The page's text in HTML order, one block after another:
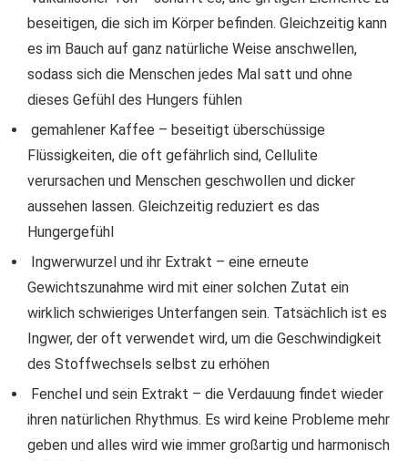
beseitigen, die sich im Körper befinden. Gleichzeitig kann
es im Bauch auf ganz natürliche Weise anschwellen,
sodass sich die Menschen jedes Mal satt und ohne
dieses Gefühl des Hungers fühlen
gemahlener Kaffee – beseitigt überschüssige
Flüssigkeiten, die oft gefährlich sind, Cellulite
verursachen und Menschen geschwollen und dicker
aussehen lassen. Gleichzeitig reduziert es das
Hungergefühl
Ingwerwurzel und ihr Extrakt – eine erneute
Gewichtszunahme wird mit einer solchen Zutat ein
wirklich schwieriges Unterfangen sein. Tatsächlich ist es
Ingwer, der oft verwendet wird, um die Geschwindigkeit
des Stoffwechsels selbst zu erhöhen
Fenchel und sein Extrakt – die Verdauung findet wieder
ihren natürlichen Rhythmus. Es wird keine Probleme mehr
geben und alles wird wie immer großartig und harmonisch